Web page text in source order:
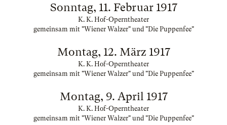
Sonntag, 11. Februar 1917
K. K. Hof-Operntheater
gemeinsam mit "Wiener Walzer" und "Die Puppenfee"
Montag, 12. März 1917
K. K. Hof-Operntheater
gemeinsam mit "Wiener Walzer" und "Die Puppenfee"
Montag, 9. April 1917
K. K. Hof-Operntheater
gemeinsam mit "Wiener Walzer" und "Die Puppenfee"